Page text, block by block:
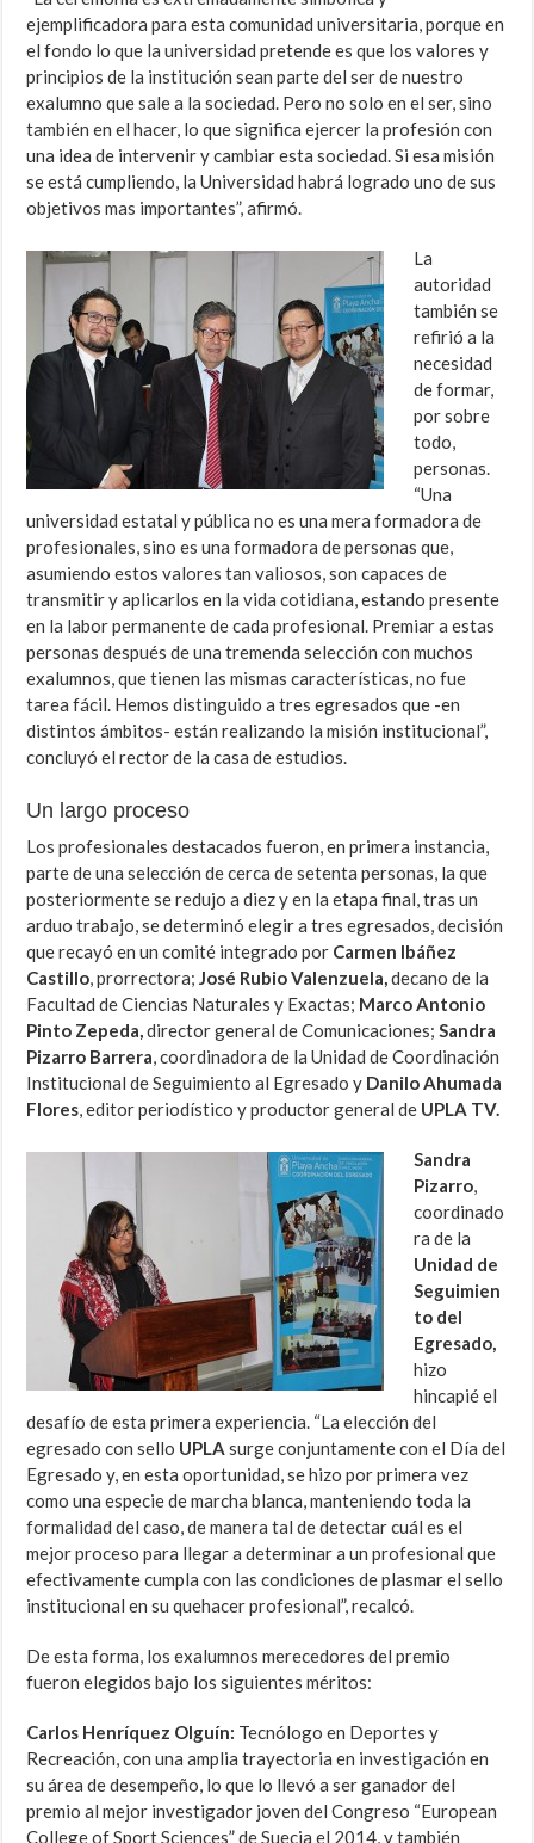
ejemplificadora para esta comunidad universitaria, porque en
el fondo lo que la universidad pretende es que los valores y
principios de la institución sean parte del ser de nuestro
exalumno que sale a la sociedad. Pero no solo en el ser, sino
también en el hacer, lo que significa ejercer la profesión con
una idea de intervenir y cambiar esta sociedad. Si esa misión
se está cumpliendo, la Universidad habrá logrado uno de sus
objetivos mas importantes”, afirmó.
La
autoridad
también se
refirió a la
necesidad
de formar,
por sobre
todo,
personas.
“Una
universidad estatal y pública no es una mera formadora de
profesionales, sino es una formadora de personas que,
asumiendo estos valores tan valiosos, son capaces de
transmitir y aplicarlos en la vida cotidiana, estando presente
en la labor permanente de cada profesional. Premiar a estas
personas después de una tremenda selección con muchos
exalumnos, que tienen las mismas características, no fue
tarea fácil. Hemos distinguido a tres egresados que -en
distintos ámbitos- están realizando la misión institucional”,
concluyó el rector de la casa de estudios.
Un largo proceso
Los profesionales destacados fueron, en primera instancia,
parte de una selección de cerca de setenta personas, la que
posteriormente se redujo a diez y en la etapa final, tras un
arduo trabajo, se determinó elegir a tres egresados, decisión
que recayó en un comité integrado por Carmen Ibáñez
Castillo, prorrectora;José Rubio Valenzuela,decano de la
Facultad de Ciencias Naturales y Exactas; Marco Antonio
Pinto Zepeda,director general de Comunicaciones;Sandra
Pizarro Barrera, coordinadora de la Unidad de Coordinación
Institucional de Seguimiento al Egresado y Danilo Ahumada
Flores, editor periodístico y productor general de UPLA TV.
Sandra
Pizarro,
coordinado
ra de la
Unidad de
Seguimien
to del
Egresado,
hizo
hincapié el
desafío de esta primera experiencia. “La elección del
egresado con sello UPLA surge conjuntamente con el Día del
Egresado y, en esta oportunidad, se hizo por primera vez
como una especie de marcha blanca, manteniendo toda la
formalidad del caso, de manera tal de detectar cuál es el
mejor proceso para llegar a determinar a un profesional que
efectivamente cumpla con las condiciones de plasmar el sello
institucional en su quehacer profesional”, recalcó.
De esta forma, los exalumnos merecedores del premio
fueron elegidos bajo los siguientes méritos:
Carlos Henríquez Olguín: Tecnólogo en Deportes y
Recreación, con una amplia trayectoria en investigación en
su área de desempeño, lo que lo llevó a ser ganador del
premio al mejor investigador joven del Congreso “European
College of Sport Sciences” de Suecia el 2014, y también